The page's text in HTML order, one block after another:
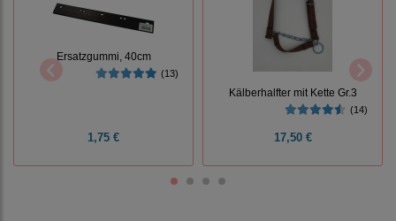
Ersatzgummi, 40cm
(13)
1,75 €
Kälberhalfter mit Kette Gr.3
(14)
17,50 €